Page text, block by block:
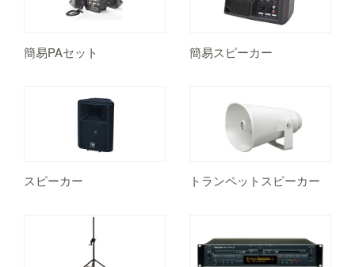
簡易PAセット 簡易スピーカー
スピーカー トランペットスピーカー